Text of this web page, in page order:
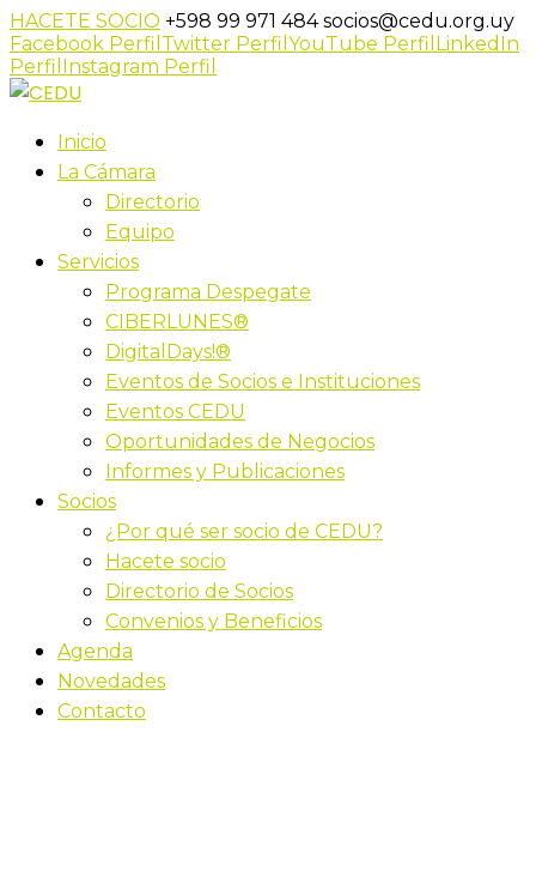
HACETE SOCIO +598 99 971 484socios@cedu.org.uy
Facebook Perfil Twitter Perfil YouTube Perfil LinkedIn
Perfil Instagram Perfil
Inicio
La Cámara
Directorio
Equipo
Servicios
Programa Despegate
CIBERLUNES®
DigitalDays!®
Eventos de Socios e Instituciones
Eventos CEDU
Oportunidades de Negocios
Informes y Publicaciones
Socios
¿Por qué ser socio de CEDU?
Hacete socio
Directorio de Socios
Convenios y Beneficios
Agenda
Novedades
Contacto